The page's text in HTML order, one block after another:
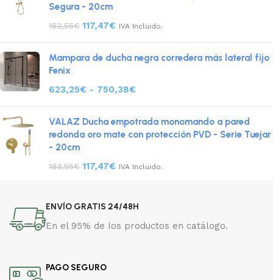
Segura - 20cm
183,55€ 117,47€ IVA Incluido.
Mampara de ducha negra corredera más lateral fijo
Fenix
623,25€ - 750,38€
VALAZ Ducha empotrada monomando a pared
redonda oro mate con protección PVD - Serie Tuejar
- 20cm
183,55€ 117,47€ IVA Incluido.
ENVÍO GRATIS 24/48H
En el 95% de los productos en catálogo.
PAGO SEGURO